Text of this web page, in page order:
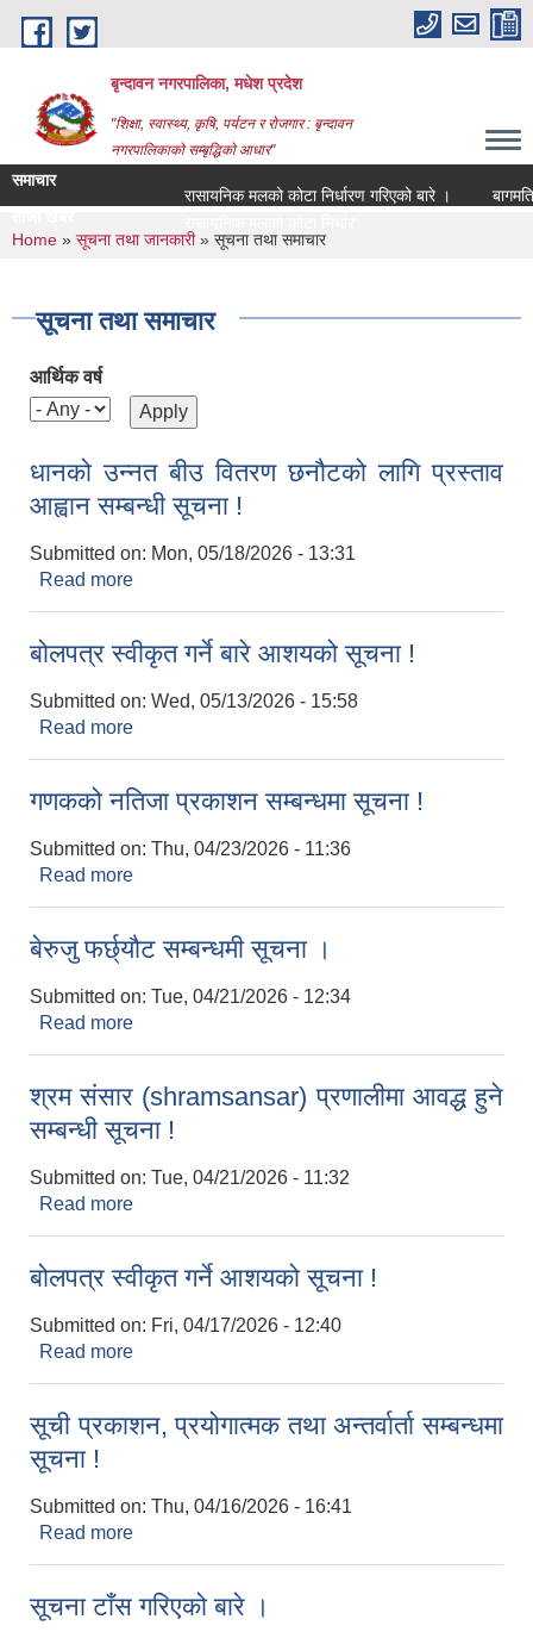
Skip to main content
बृन्दावन नगरपालिका, मधेश प्रदेश
"शिक्षा, स्वास्थ्य, कृषि, पर्यटन र रोजगार : बृन्दावन
नगरपालिकाको सम्बृद्धिको आधार"
समाचार
रासायनिक मलको कोटा निर्धारण गरिएको बारे ।
बागमति
You are here
Home » सूचना तथा जानकारी» सूचना तथा समाचार
सूचना तथा समाचार
आर्थिक वर्ष
धानको उन्नत बीउ वितरण छनौटको लागि प्रस्ताव
आह्वान सम्बन्धी सूचना !
Submitted on: Mon, 05/18/2026 - 13:31
Read more
बोलपत्र स्वीकृत गर्ने बारे आशयको सूचना !
Submitted on: Wed, 05/13/2026 - 15:58
Read more
गणकको नतिजा प्रकाशन सम्बन्धमा सूचना !
Submitted on: Thu, 04/23/2026 - 11:36
Read more
बेरुजु फर्छ्यौट सम्बन्धमी सूचना ।
Submitted on: Tue, 04/21/2026 - 12:34
Read more
श्रम संसार (shramsansar) प्रणालीमा आवद्ध हुने
सम्बन्धी सूचना !
Submitted on: Tue, 04/21/2026 - 11:32
Read more
बोलपत्र स्वीकृत गर्ने आशयको सूचना !
Submitted on: Fri, 04/17/2026 - 12:40
Read more
सूची प्रकाशन, प्रयोगात्मक तथा अन्तर्वार्ता सम्बन्धमा
सूचना !
Submitted on: Thu, 04/16/2026 - 16:41
Read more
सूचना टाँस गरिएको बारे ।